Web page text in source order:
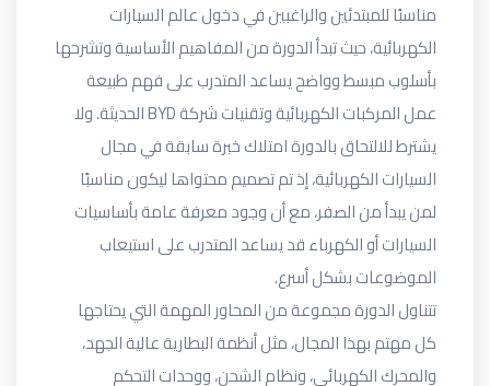
مناسبًا للمبتدئين والراغبين في دخول عالم السيارات
الكهربائية، حيث تبدأ الدورة من المفاهيم الأساسية وتشرحها
بأسلوب مبسط وواضح يساعد المتدرب على فهم طبيعة
عمل المركبات الكهربائية وتقنيات شركة BYD الحديثة. ولا
يشترط للالتحاق بالدورة امتلاك خبرة سابقة في مجال
السيارات الكهربائية، إذ تم تصميم محتواها ليكون مناسبًا
لمن يبدأ من الصفر، مع أن وجود معرفة عامة بأساسيات
السيارات أو الكهرباء قد يساعد المتدرب على استيعاب
الموضوعات بشكل أسرع.
تتناول الدورة مجموعة من المحاور المهمة التي يحتاجها
كل مهتم بهذا المجال، مثل أنظمة البطارية عالية الجهد،
والمحرك الكهربائي، ونظام الشحن، ووحدات التحكم